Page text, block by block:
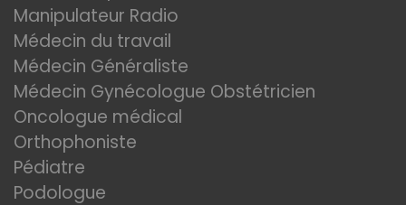
Manipulateur Radio
Médecin du travail
Médecin Généraliste
Médecin Gynécologue Obstétricien
Oncologue médical
Orthophoniste
Pédiatre
Podologue